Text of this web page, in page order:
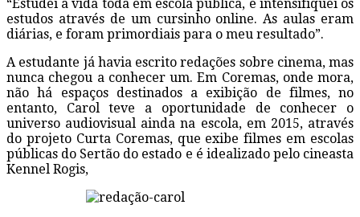
“Estudei a vida toda em escola pública, e intensifiquei os
estudos através de um cursinho online. As aulas eram
diárias, e foram primordiais para o meu resultado”.
A estudante já havia escrito redações sobre cinema, mas
nunca chegou a conhecer um. Em Coremas, onde mora,
não há espaços destinados a exibição de filmes, no
entanto, Carol teve a oportunidade de conhecer o
universo audiovisual ainda na escola, em 2015, através
do projeto Curta Coremas, que exibe filmes em escolas
públicas do Sertão do estado e é idealizado pelo cineasta
Kennel Rogis,